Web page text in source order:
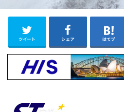
ツイート シェア はてブ